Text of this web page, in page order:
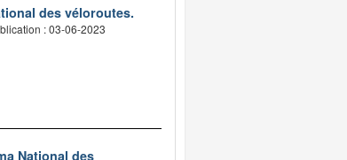
des véloroutes.
: 03-06-2023
National des